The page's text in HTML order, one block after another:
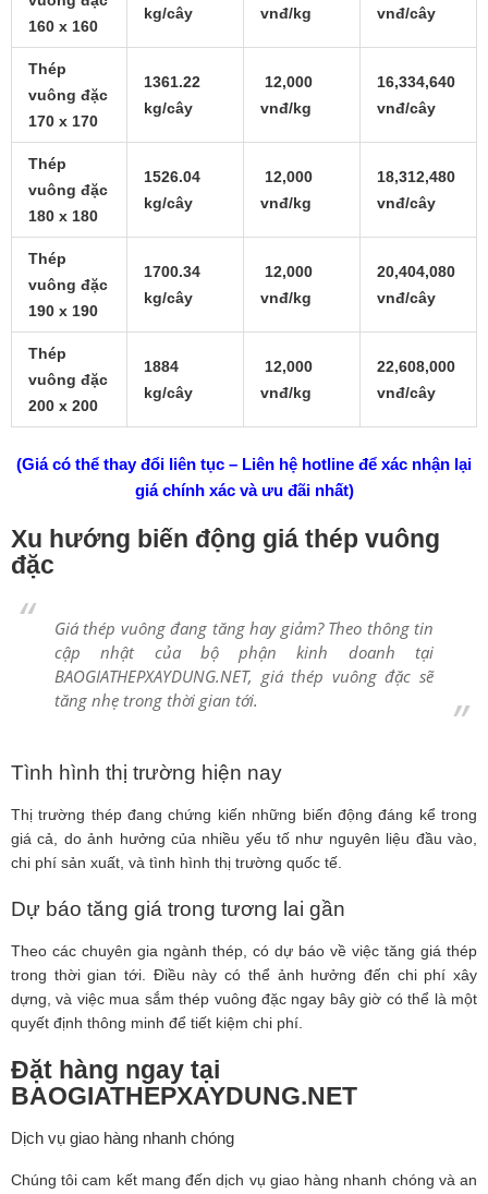
160 x 160
kg/cây vnđ/kg vnđ/cây
Thép
vuông đặc
170 x 170
1361.22
kg/cây
12,000
vnđ/kg
16,334,640
vnđ/cây
Thép
vuông đặc
180 x 180
1526.04
kg/cây
12,000
vnđ/kg
18,312,480
vnđ/cây
Thép
vuông đặc
190 x 190
1700.34
kg/cây
12,000
vnđ/kg
20,404,080
vnđ/cây
Thép
vuông đặc
200 x 200
1884
kg/cây
12,000
vnđ/kg
22,608,000
vnđ/cây
(Giá có thể thay đổi liên tục – Liên hệ hotline để xác nhận lại
giá chính xác và ưu đãi nhất)
Xu hướng biến động giá thép vuông
đặc
Giá thép vuông đang tăng hay giảm? Theo thông tin
cập nhật của bộ phận kinh doanh tại
BAOGIATHEPXAYDUNG.NET, giá thép vuông đặc sẽ
tăng nhẹ trong thời gian tới.
Tình hình thị trường hiện nay
Thị trường thép đang chứng kiến những biến động đáng kể trong
giá cả, do ảnh hưởng của nhiều yếu tố như nguyên liệu đầu vào,
chi phí sản xuất, và tình hình thị trường quốc tế.
Dự báo tăng giá trong tương lai gần
Theo các chuyên gia ngành thép, có dự báo về việc tăng giá thép
trong thời gian tới. Điều này có thể ảnh hưởng đến chi phí xây
dựng, và việc mua sắm thép vuông đặc ngay bây giờ có thể là một
quyết định thông minh để tiết kiệm chi phí.
Đặt hàng ngay tại
BAOGIATHEPXAYDUNG.NET
Dịch vụ giao hàng nhanh chóng
Chúng tôi cam kết mang đến dịch vụ giao hàng nhanh chóng và an